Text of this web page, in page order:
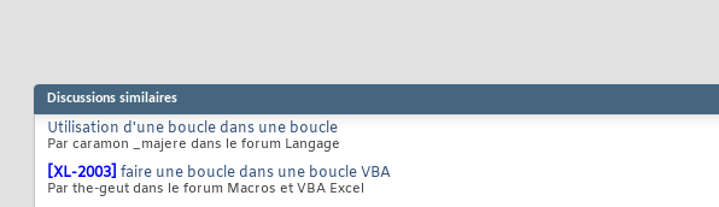
Discussions similaires
Utilisation d'une boucle dans une boucle
Par caramon _majere dans le forum Langage
[XL-2003] faire une boucle dans une boucle VBA
Par the-geut dans le forum Macros et VBA Excel